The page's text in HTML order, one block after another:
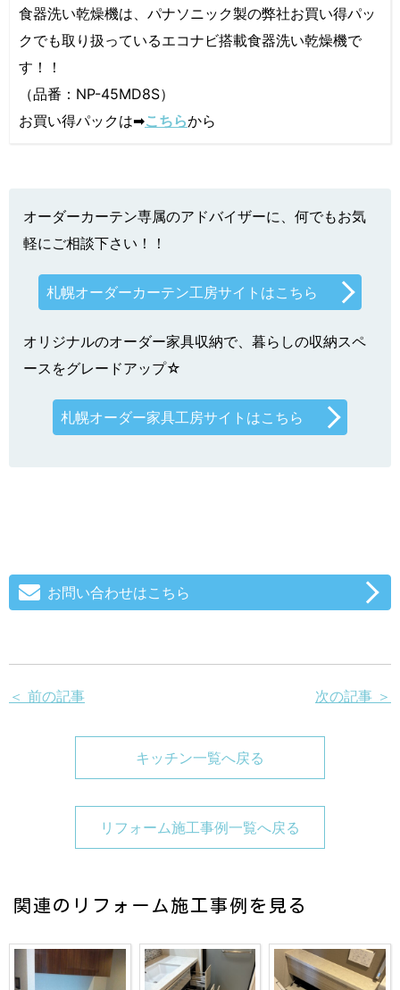
食器洗い乾燥機は、パナソニック製の弊社お買い得パッ
クでも取り扱っているエコナビ搭載食器洗い乾燥機で
す！！
（品番：NP-45MD8S）
お買い得パックは➡こちらから
オーダーカーテン専属のアドバイザーに、何でもお気
軽にご相談下さい！！
札幌オーダーカーテン工房サイトはこちら
オリジナルのオーダー家具収納で、暮らしの収納スペ
ースをグレードアップ☆
札幌オーダー家具工房サイトはこちら
お問い合わせはこちら
＜ 前の記事 次の記事 ＞
キッチン一覧へ戻る
リフォーム施工事例一覧へ戻る
関連のリフォーム施工事例を見る